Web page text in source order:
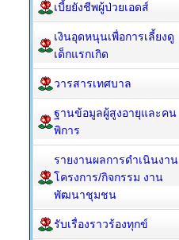
เบี้ยยังชีพผู้ป่วยเอดส์
เงินอุดหนุนเพื่อการเลี้ยงดู
เด็กแรกเกิด
วารสารเทศบาล
ฐานข้อมูลผู้สูงอายุและคน
พิการ
รายงานผลการดำเนินงาน
โครงการ/กิจกรรม งาน
พัฒนาชุมชน
รับเรื่องราวร้องทุกข์